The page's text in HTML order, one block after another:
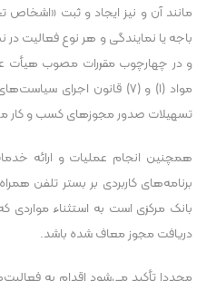
مانند آن و نیز ایجاد و ثبت «اشخاص
باجه یا نمایندگی و هر نوع فعالیت در
و در چهارچوب مقررات مصوب هیأت
تسهیلات صدور مجوز‌های کسب و کار
همچنین انجام عملیات و ارائه
برنامه‌های کاربردی بر بستر تلفن
بانک مرکزی است به استثناء مواردی
دریافت مجوز معاف شده باشد.